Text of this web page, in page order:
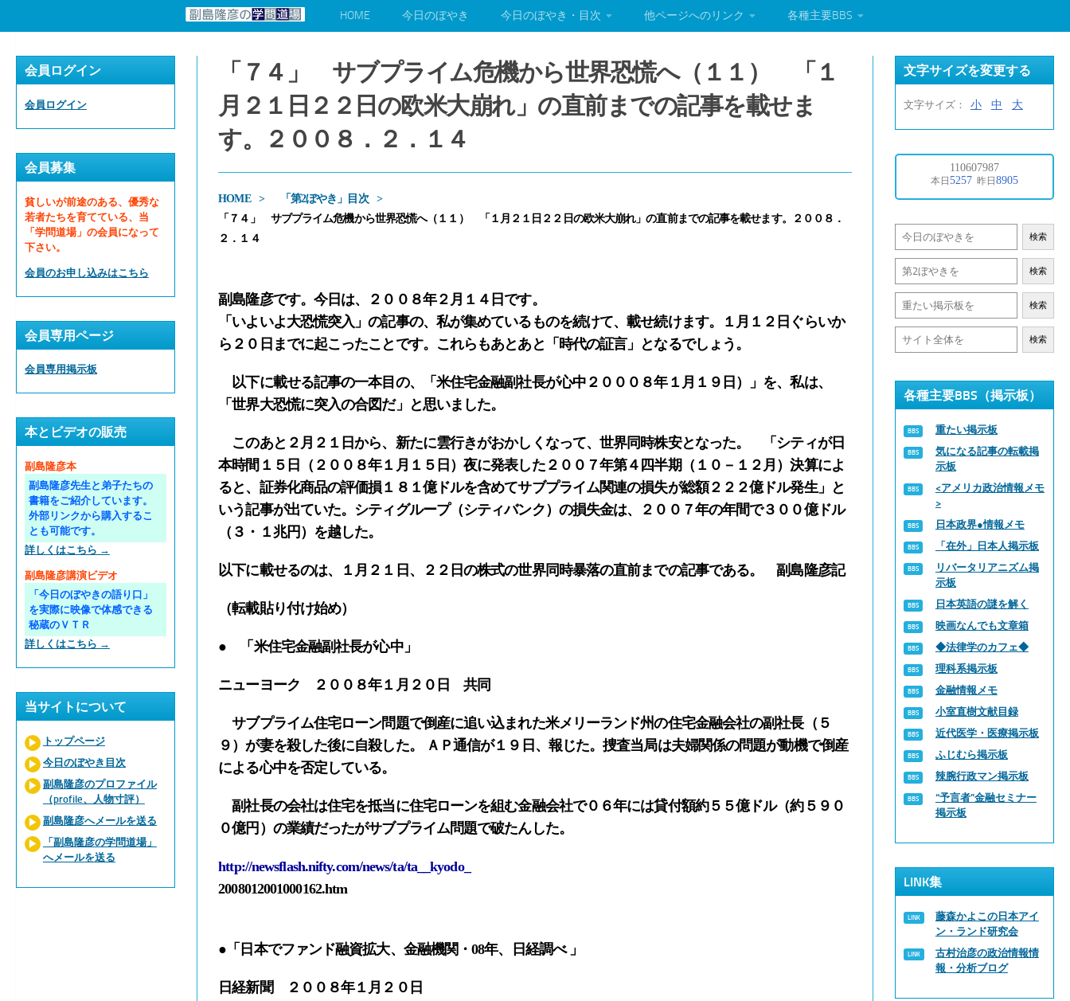
HOME 今日のぼやき 今日のぼやき・目次 他ページへのリンク 各種主要BBS
「７４」 サブプライム危機から世界恐慌へ（１１） 「１
月２１日２２日の欧米大崩れ」の直前までの記事を載せま
す。２００８．２．１４
HOME
「第2ぼやき」目次
「７４」 サブプライム危機から世界恐慌へ（１１） 「１月２１日２２日の欧米大崩れ」の直前までの記事を載せます。２００８．
２．１４
副島隆彦です。今日は、２００８年２月１４日です。
「いよいよ大恐慌突入」の記事の、私が集めているものを続けて、載せ続けます。１月１２日ぐらいか
ら２０日までに起こったことです。これらもあとあと「時代の証言」となるでしょう。
以下に載せる記事の一本目の、「米住宅金融副社長が心中２０００８年１月１９日）」を、私は、
「世界大恐慌に突入の合図だ」と思いました。
このあと２月２１日から、新たに雲行きがおかしくなって、世界同時株安となった。 「シティが日
本時間１５日（２００８年１月１５日）夜に発表した２００７年第４四半期（１０－１２月）決算によ
ると、証券化商品の評価損１８１億ドルを含めてサブプライム関連の損失が総額２２２億ドル発生」と
いう記事が出ていた。シティグループ（シティバンク）の損失金は、２００７年の年間で３００億ドル
（３・１兆円）を越した。
以下に載せるのは、１月２１日、２２日の株式の世界同時暴落の直前までの記事である。 副島隆彦記
（転載貼り付け始め）
● 「米住宅金融副社長が心中」
ニューヨーク ２００８年１月２０日 共同
サブプライム住宅ローン問題で倒産に追い込まれた米メリーランド州の住宅金融会社の副社長（５
９）が妻を殺した後に自殺した。 ＡＰ通信が１９日、報じた。捜査当局は夫婦関係の問題が動機で倒産
による心中を否定している。
副社長の会社は住宅を抵当に住宅ローンを組む金融会社で０６年には貸付額約５５億ドル（約５９０
０億円）の業績だったがサブプライム問題で破たんした。
http://newsflash.nifty.com/news/ta/ta__kyodo_
2008012001000162.htm
●「日本でファンド融資拡大、金融機関・08年、日経調べ 」
日経新聞 ２００８年１月２０日
会員ログイン
会員ログイン
会員募集
貧しいが前途のある、優秀な
若者たちを育てている、当
「学問道場」の会員になって
下さい。
会員のお申し込みはこちら
会員専用ページ
会員専用掲示板
本とビデオの販売
副島隆彦本
副島隆彦先生と弟子たちの
書籍をご紹介しています。
外部リンクから購入するこ
とも可能です。
詳しくはこちら →
副島隆彦講演ビデオ
「今日のぼやきの語り口」
を実際に映像で体感できる
秘蔵のＶＴＲ
詳しくはこちら →
当サイトについて
トップページ
今日のぼやき目次
副島隆彦のプロファイル
（profile、人物寸評）
副島隆彦へメールを送る
「副島隆彦の学問道場」
へメールを送る
文字サイズを変更する
文字サイズ： 小 中 大
検索
検索
検索
検索
各種主要BBS（掲示板）
重たい掲示板
気になる記事の転載掲
示板
<アメリカ政治情報メモ
>
日本政界●情報メモ
「在外」日本人掲示板
リバータリアニズム掲
示板
日本英語の謎を解く
映画なんでも文章箱
◆法律学のカフェ◆
理科系掲示板
金融情報メモ
小室直樹文献目録
近代医学・医療掲示板
ふじむら掲示板
辣腕行政マン掲示板
“予言者”金融セミナー
掲示板
LINK集
藤森かよこの日本アイ
ン・ランド研究会
古村治彦の政治情報情
報・分析ブログ